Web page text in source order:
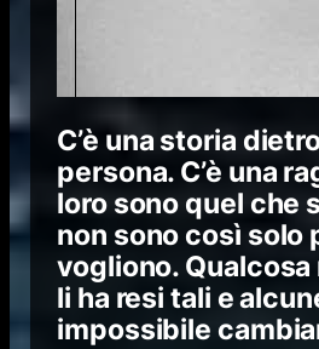
C’è una storia
persona. C’è una
loro sono quel che
non sono così solo
vogliono.
li ha resi tali e
impossibile